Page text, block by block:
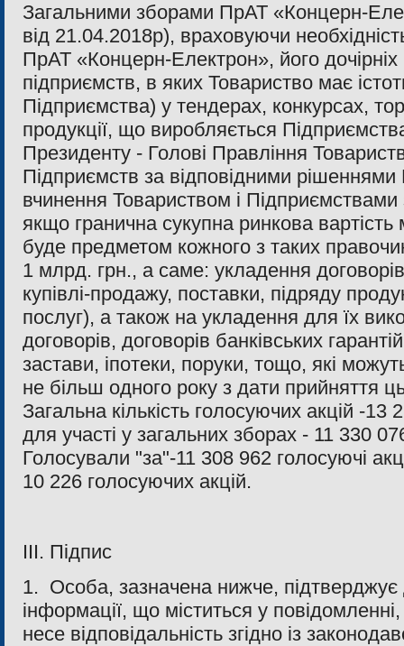
Загальними зборами ПрАТ «Концерн-
вiд 21.04.2018р), враховуючи
ПрАТ «Концерн-Електрон», його дочiрнiх
пiдприємств, в яких Товариство має
Пiдприємства) у тендерах, конкурсах,
продукцiї, що виробляється
Президенту - Головi Правлiння
Пiдприємств за вiдповiдними рiшеннями
вчинення Товариством i Пiдприємствами
якщо гранична сукупна ринкова
буде предметом кожного з таких
1 млрд. грн., а саме: укладення
купiвлi-продажу, поставки, пiдряду
послуг), а також на укладення для їх
договорiв, договорiв банкiвських
застави, iпотеки, поруки, тощо, якi
не бiльш одного року з дати прийняття
Загальна кiлькiсть голосуючих акцiй -13
для участi у загальних зборах - 11 330
Голосували "за"-11 308 962 голосуючi
10 226 голосуючих акцiй.
III. Підпис
1. Особа, зазначена нижче, підтверджує
інформації, що міститься у
несе відповідальність згідно із